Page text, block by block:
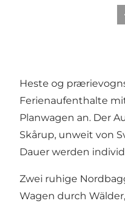
Heste og
Ferienaufenthalte
Planwagen an. Der
Skårup, unweit von
Dauer werden
Zwei ruhige
Wagen durch